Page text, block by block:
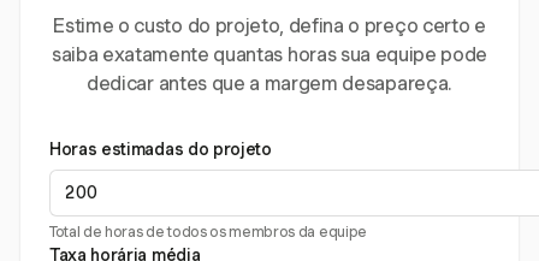
Estime o custo do projeto, defina o preço certo e
saiba exatamente quantas horas sua equipe pode
dedicar antes que a margem desapareça.
Horas estimadas do projeto
Total de horas de todos os membros da equipe
Taxa horária média